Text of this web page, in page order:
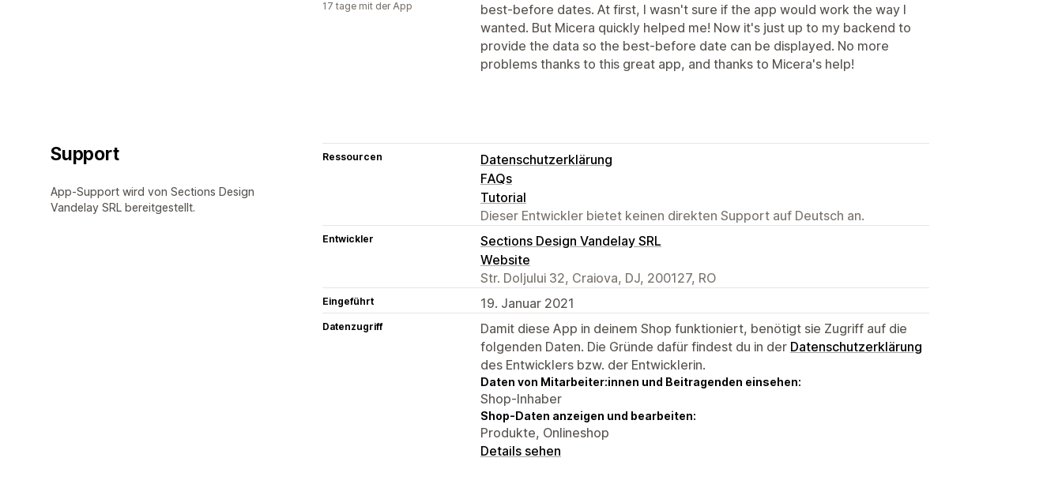
best-before dates. At first, I wasn't sure if the app would work the way I
wanted. But Micera quickly helped me! Now it's just up to my backend to
provide the data so the best-before date can be displayed. No more
problems thanks to this great app, and thanks to Micera's help!
17 tage mit der App
Support
App-Support wird von Sections Design
Vandelay SRL bereitgestellt.
Ressourcen
Datenschutzerklärung
FAQs
Tutorial
Dieser Entwickler bietet keinen direkten Support auf Deutsch an.
Entwickler
Sections Design Vandelay SRL
Website
Str. Doljului 32, Craiova, DJ, 200127, RO
Eingeführt 19. Januar 2021
Datenzugriff
Damit diese App in deinem Shop funktioniert, benötigt sie Zugriff auf die
folgenden Daten. Die Gründe dafür findest du in der Datenschutzerklärung
des Entwicklers bzw. der Entwicklerin.
Daten von Mitarbeiter:innen und Beitragenden einsehen:
Shop-Inhaber
Shop-Daten anzeigen und bearbeiten:
Produkte, Onlineshop
Details sehen